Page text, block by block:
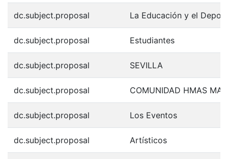
dc.subject.proposal La Educación y el
dc.subject.proposal Estudiantes
dc.subject.proposal SEVILLA
dc.subject.proposal COMUNIDAD HMAS
dc.subject.proposal Los Eventos
dc.subject.proposal Artísticos